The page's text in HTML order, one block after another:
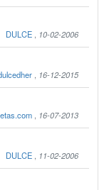
DULCE 10-02-2006
16-12-2015
16-07-2013
DULCE 11-02-2006